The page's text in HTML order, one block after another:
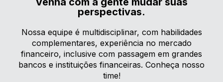
perspectivas.
Nossa equipe é multidisciplinar, com habilidades
complementares, experiência no mercado
financeiro, inclusive com passagem em grandes
bancos e instituições financeiras. Conheça nosso
time!